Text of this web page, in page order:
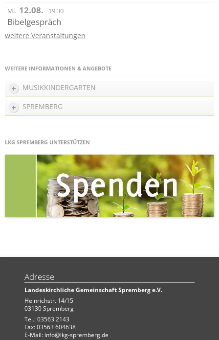
Mi. 12.08. 19:30
Bibelgespräch
weitere Veranstaltungen
WEITERE INFORMATIONEN & ANGEBOTE
MUSIKKINDERGARTEN
SPREMBERG
LKG SPREMBERG UNTERSTÜTZEN
Adresse
Landeskirchliche Gemeinschaft Spremberg e.V.
Heinrichstr. 14/15
03130 Spremberg
Tel.: 03563 2143
Fax: 03563 604638
E-Mail: info@lkg-spremberg.de